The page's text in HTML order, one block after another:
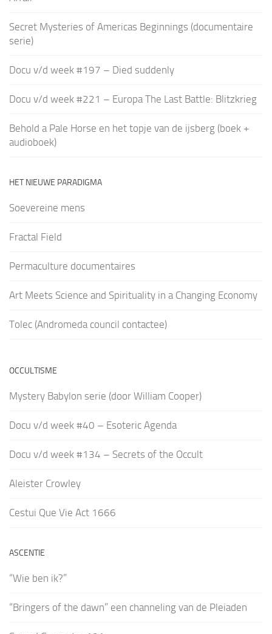
Secret Mysteries of Americas Beginnings (documentaire
serie)
Docu v/d week #197 – Died suddenly
Docu v/d week #221 – Europa The Last Battle: Blitzkrieg
Behold a Pale Horse en het topje van de ijsberg (boek +
audioboek)
HET NIEUWE PARADIGMA
Soevereine mens
Fractal Field
Permaculture documentaires
Art Meets Science and Spirituality in a Changing Economy
Tolec (Andromeda council contactee)
OCCULTISME
Mystery Babylon serie (door William Cooper)
Docu v/d week #40 – Esoteric Agenda
Docu v/d week #134 – Secrets of the Occult
Aleister Crowley
Cestui Que Vie Act 1666
ASCENTIE
“Wie ben ik?”
“Bringers of the dawn” een channeling van de Pleiaden